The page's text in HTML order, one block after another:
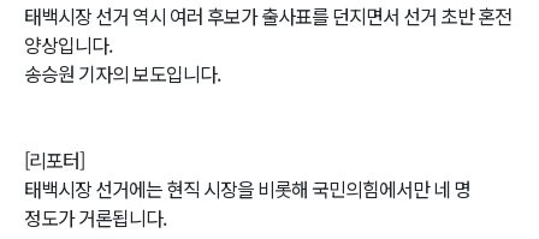
태백시장 선거 역시 여러 후보가 출사표를 던지면서 선거 초반 혼전
양상입니다.
송승원 기자의 보도입니다.
[리포터]
태백시장 선거에는 현직 시장을 비롯해 국민의힘에서만 네 명
정도가 거론됩니다.